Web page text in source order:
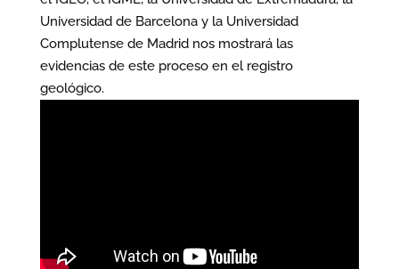
Universidad de Barcelona y la Universidad
Complutense de Madrid nos mostrará las
evidencias de este proceso en el registro
geológico.